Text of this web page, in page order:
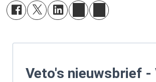
Veto's nieuwsbrief -